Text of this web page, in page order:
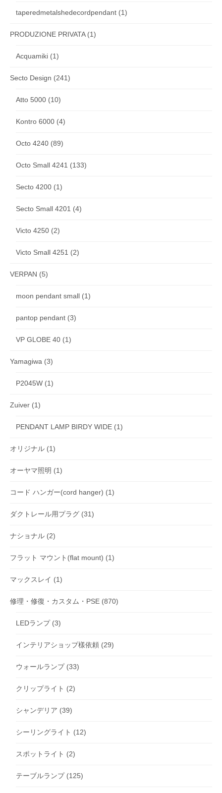
taperedmetalshedecordpendant (1)
PRODUZIONE PRIVATA(1)
Acquamiki (1)
Secto Design (241)
Atto 5000 (10)
Kontro 6000 (4)
Octo 4240 (89)
Octo Small 4241 (133)
Secto 4200 (1)
Secto Small 4201 (4)
Victo 4250 (2)
Victo Small 4251 (2)
VERPAN (5)
moon pendant small (1)
pantop pendant (3)
VP GLOBE 40 (1)
Yamagiwa (3)
P2045W (1)
Zuiver (1)
PENDANT LAMP BIRDY WIDE (1)
オリジナル (1)
オーヤマ照明 (1)
コード ハンガー(cord hanger) (1)
ダクトレール用プラグ (31)
ナショナル (2)
フラット マウント(flat mount) (1)
マックスレイ (1)
修理・修復・カスタム・PSE (870)
LEDランプ(3)
インテリアショップ樣依頼 (29)
ウォールランプ(33)
クリップライト (2)
シャンデリア (39)
シーリングライト (12)
スポットライト (2)
テーブルランプ(125)